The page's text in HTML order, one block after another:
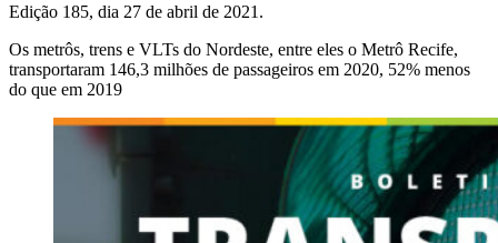
Edição 185, dia 27 de abril de 2021.
Os metrôs, trens e VLTs do Nordeste, entre eles o Metrô Recife,
transportaram 146,3 milhões de passageiros em 2020, 52% menos
do que em 2019